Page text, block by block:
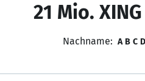
21 Mio.
Nachname: A B C D